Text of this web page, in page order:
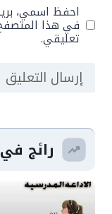
احفظ اسمي،
في هذا
تعليقي.
رائج